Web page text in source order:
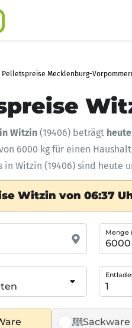
Pelletspreise Mecklenburg-
Witzin (19406) beträgt
6000 kg für einen
in Witzin (19406) sind heute
Witzin von 06:37
Sackware
Menge